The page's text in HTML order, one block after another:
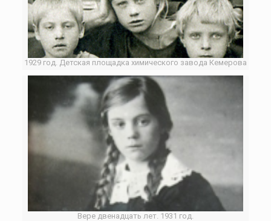
1929 год. Детская площадка химического завода Кемерова
Вере двенадцать лет. 1931 год.